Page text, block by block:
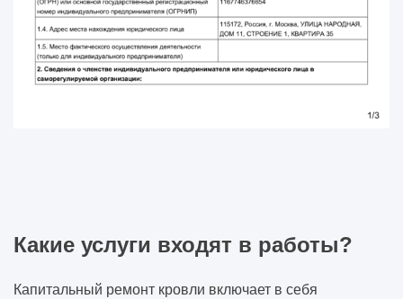
Какие услуги входят в работы?
Капитальный ремонт кровли включает в себя